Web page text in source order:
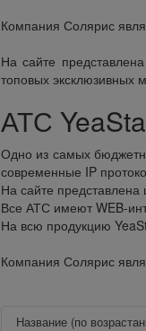
Компания Солярис
На сайте
топовых эксклюзивных
АТС
Одно из самых
современные IP
На сайте
Все АТС имеют WEB-
На всю продукцию
Компания Солярис
Название (по